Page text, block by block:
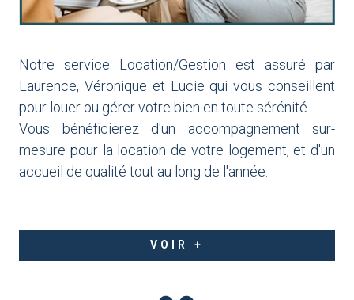
Notre service Location/Gestion est assuré par
Laurence, Véronique et Lucie qui vous conseillent
pour louer ou gérer votre bien en toute sérénité.
Vous bénéficierez d'un accompagnement sur-
mesure pour la location de votre logement, et d'un
accueil de qualité tout au long de l'année.
VOIR +